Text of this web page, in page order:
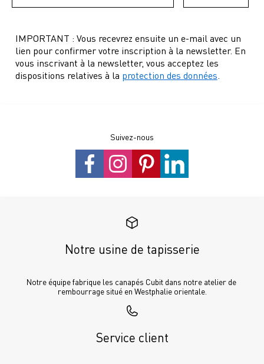
IMPORTANT : Vous recevrez ensuite un e-mail avec un
lien pour confirmer votre inscription à la newsletter. En
vous inscrivant à la newsletter, vous acceptez les
dispositions relatives à la protection des données.
Suivez-nous
Notre usine de tapisserie
Notre équipe fabrique les canapés Cubit dans notre atelier de
rembourrage situé en Westphalie orientale.
Service client